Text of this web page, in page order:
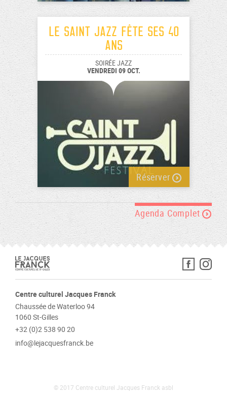
Le Saint Jazz fête ses 40
ans
SOIRÉE JAZZ
VENDREDI 09 OCT.
Réserver
Agenda Complet
Centre culturel Jacques Franck
Chaussée de Waterloo 94
1060 St-Gilles
+32 (0)2 538 90 20
info@lejacquesfranck.be
© 2017 Centre culturel Jacques Franck asbl